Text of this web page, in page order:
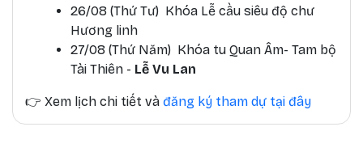
26/08 (Thứ Tư) Khóa Lễ cầu siêu độ chư
Hương linh
27/08 (Thứ Năm) Khóa tu Quan Âm- Tam bộ
Tài Thiên - Lễ Vu Lan
👉 Xem lịch chi tiết và đăng ký tham dự tại đây